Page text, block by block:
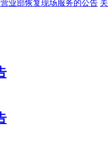
业部恢复现场服务的公告